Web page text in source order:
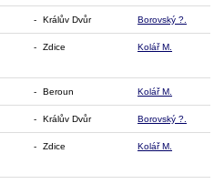
- Králův Dvůr Borovský ?.
- Zdice Kolář M.
- Beroun Kolář M.
- Králův Dvůr Borovský ?.
- Zdice Kolář M.